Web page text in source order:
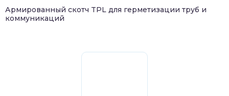
Армированный скотч TPL для герметизации труб и
коммуникаций